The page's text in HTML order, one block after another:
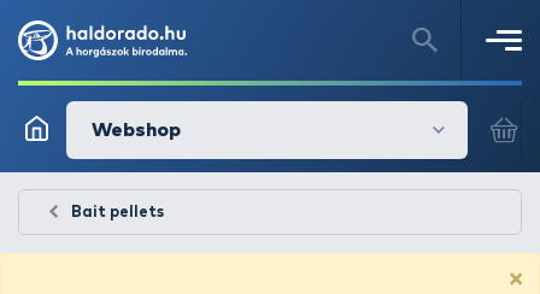
Webshop
Bait pellets
×